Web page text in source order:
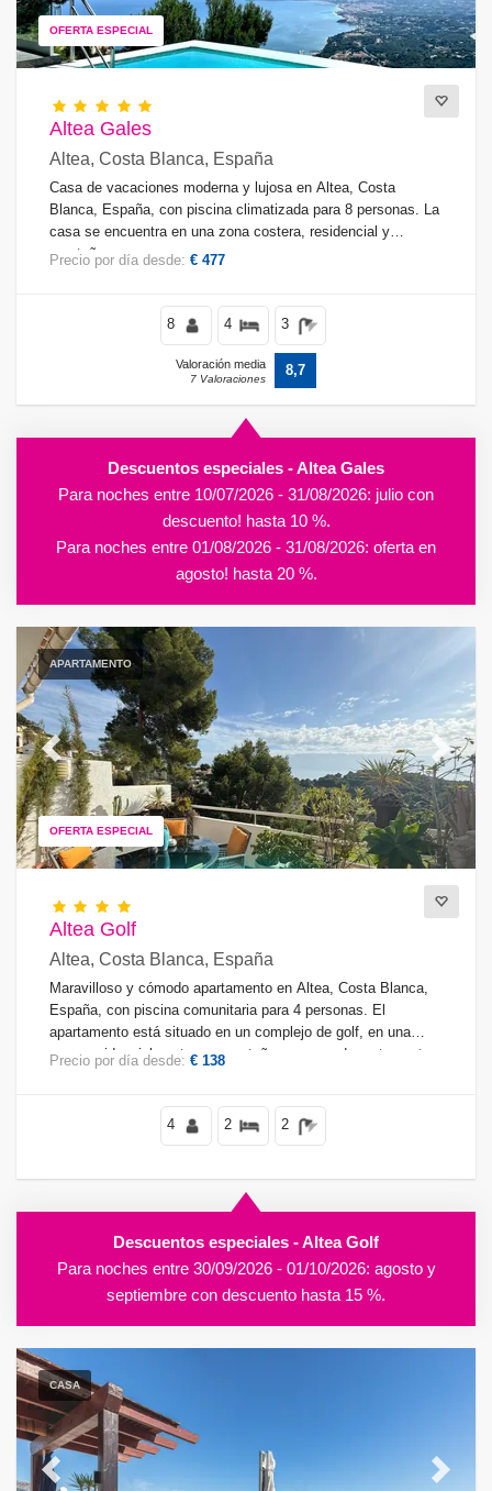
OFERTA ESPECIAL
Altea Gales
Altea, Costa Blanca, España
Casa de vacaciones moderna y lujosa en Altea, Costa
Blanca, España, con piscina climatizada para 8 personas. La
casa se encuentra en una zona costera, residencial y
montañosa.
Precio por día desde: € 477
8 4 3
Valoración media
7 Valoraciones
8,7
Descuentos especiales - Altea Gales
Para noches entre 10/07/2026 - 31/08/2026: julio con
descuento! hasta 10 %.
Para noches entre 01/08/2026 - 31/08/2026: oferta en
agosto! hasta 20 %.
APARTAMENTO
OFERTA ESPECIAL
Previous Next
Altea Golf
Altea, Costa Blanca, España
Maravilloso y cómodo apartamento en Altea, Costa Blanca,
España, con piscina comunitaria para 4 personas. El
apartamento está situado en un complejo de golf, en una
zona residencial costera y montañosa, cerca de restaurantes
Precio por día desde: € 138
4 2 2
Descuentos especiales - Altea Golf
Para noches entre 30/09/2026 - 01/10/2026: agosto y
septiembre con descuento hasta 15 %.
CASA
Previous Next